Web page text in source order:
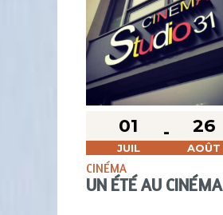
01
JUIL
26
AOÛT
CINÉMA
UN ÉTÉ AU CINÉMA